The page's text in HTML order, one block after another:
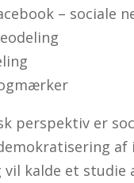
– sociale
perspektiv er
af
vil kalde et studie